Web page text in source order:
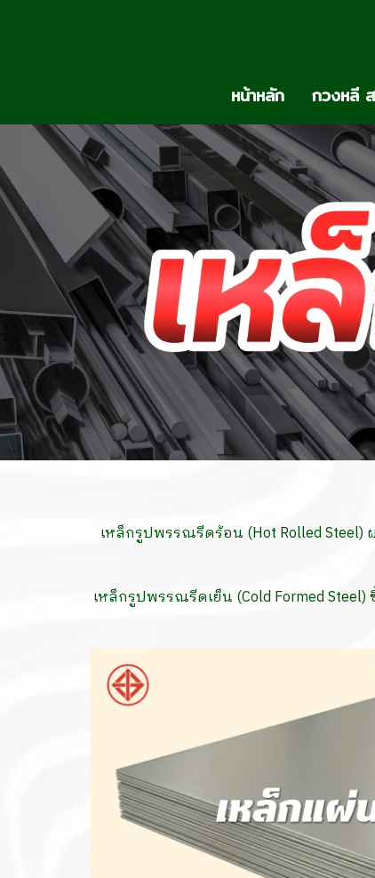
หน้าหลัก กวงหลี
เหล็กรูปพรรณรีดร้อน (Hot Rolled Steel)
เหล็กรูปพรรณรีดเย็น (Cold Formed